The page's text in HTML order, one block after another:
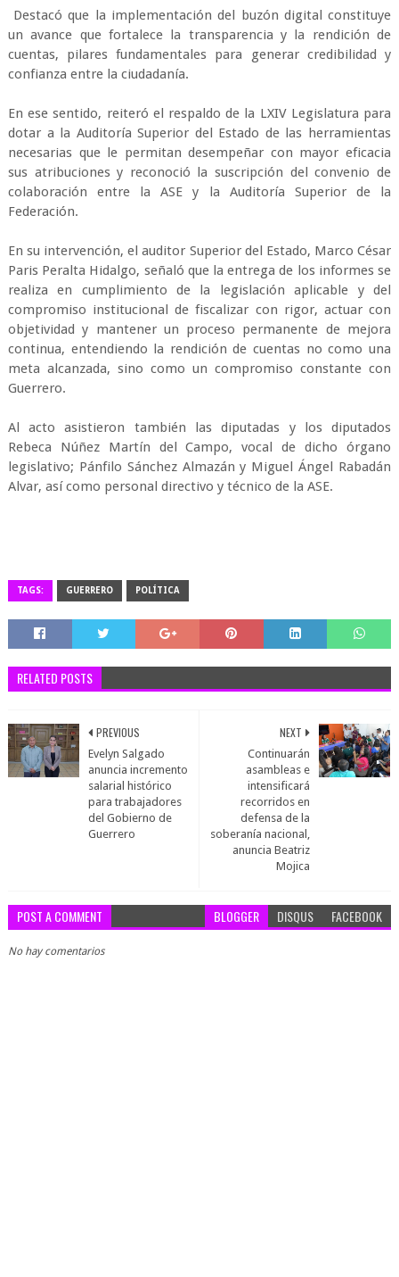
Destacó que la implementación del buzón digital constituye
un avance que fortalece la transparencia y la rendición de
cuentas, pilares fundamentales para generar credibilidad y
confianza entre la ciudadanía.
En ese sentido, reiteró el respaldo de la LXIV Legislatura para
dotar a la Auditoría Superior del Estado de las herramientas
necesarias que le permitan desempeñar con mayor eficacia
sus atribuciones y reconoció la suscripción del convenio de
colaboración entre la ASE y la Auditoría Superior de la
Federación.
En su intervención, el auditor Superior del Estado, Marco César
Paris Peralta Hidalgo, señaló que la entrega de los informes se
realiza en cumplimiento de la legislación aplicable y del
compromiso institucional de fiscalizar con rigor, actuar con
objetividad y mantener un proceso permanente de mejora
continua, entendiendo la rendición de cuentas no como una
meta alcanzada, sino como un compromiso constante con
Guerrero.
Al acto asistieron también las diputadas y los diputados
Rebeca Núñez Martín del Campo, vocal de dicho órgano
legislativo; Pánfilo Sánchez Almazán y Miguel Ángel Rabadán
Alvar, así como personal directivo y técnico de la ASE.
TAGS: GUERRERO POLÍTICA
RELATED POSTS
NEXT
Continuarán
asambleas e
intensificará
recorridos en
defensa de la
soberanía nacional,
anuncia Beatriz
Mojica
PREVIOUS
Evelyn Salgado
anuncia incremento
salarial histórico
para trabajadores
del Gobierno de
Guerrero
POST A COMMENT BLOGGER DISQUS FACEBOOK
No hay comentarios